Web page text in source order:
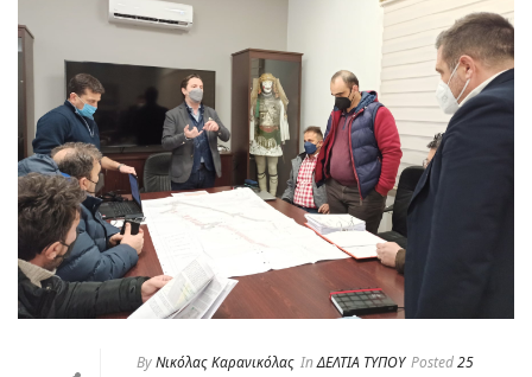
ByΝικόλας Καρανικόλας InΔΕΛΤΙΑ ΤΥΠΟΥ Posted25